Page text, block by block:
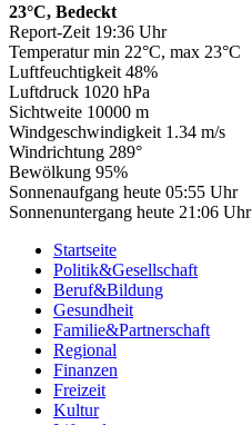
23°C, Bedeckt
Report-Zeit 19:36 Uhr
Temperatur min 22°C, max 23°C
Luftfeuchtigkeit 48%
Luftdruck 1020 hPa
Sichtweite 10000 m
Windgeschwindigkeit 1.34 m/s
Windrichtung 289°
Bewölkung 95%
Sonnenaufgang heute 05:55 Uhr
Sonnenuntergang heute 21:06 Uhr
Startseite
Politik&Gesellschaft
Beruf&Bildung
Gesundheit
Familie&Partnerschaft
Regional
Finanzen
Freizeit
Kultur